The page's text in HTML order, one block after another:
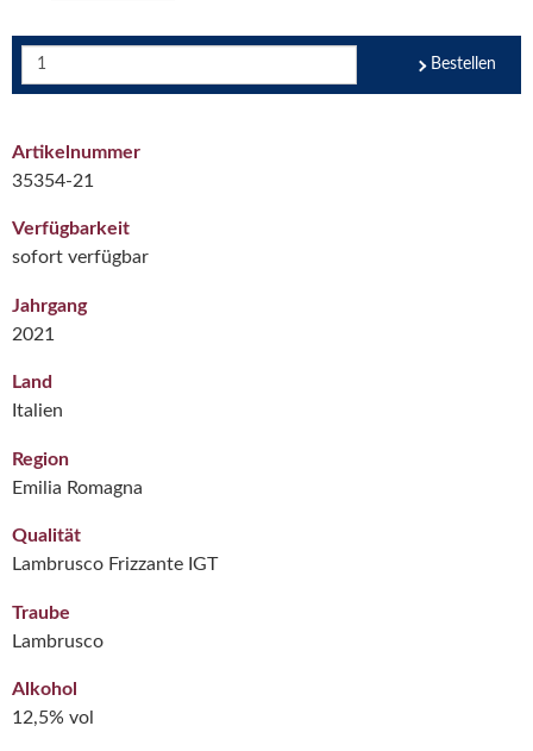
Bestellen
Artikelnummer
35354-21
Verfügbarkeit
sofort verfügbar
Jahrgang
2021
Land
Italien
Region
Emilia Romagna
Qualität
Lambrusco Frizzante IGT
Traube
Lambrusco
Alkohol
12,5% vol